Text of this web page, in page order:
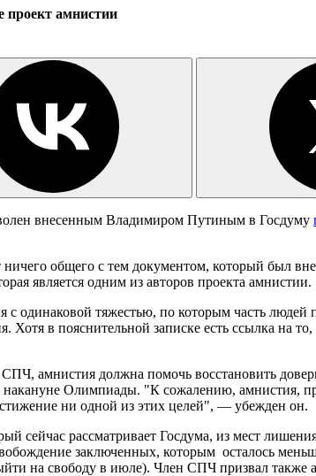
проект амнистии
внесенным Владимиром Путиным в Госдуму
общего с тем документом, который был
является одним из авторов проекта амнистии.
с одинаковой тяжестью, по которым часть
Хотя в пояснительной записке есть ссылка на
амнистия должна помочь восстановить
Олимпиады. "К сожалению, амнистия,
ни одной из этих целей", — убежден он.
сейчас рассматривает Госдума, из мест
заключенных, которым осталось
на свободу в июле). Член СПЧ призвал